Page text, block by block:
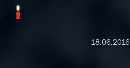
18.06.2016